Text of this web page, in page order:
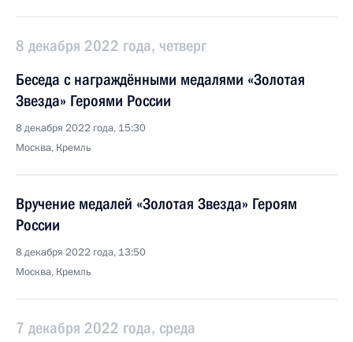
8 декабря 2022 года, четверг
Беседа с награждёнными медалями «Золотая
Звезда» Героями России
8 декабря 2022 года, 15:30
Москва, Кремль
Вручение медалей «Золотая Звезда» Героям
России
8 декабря 2022 года, 13:50
Москва, Кремль
7 декабря 2022 года, среда